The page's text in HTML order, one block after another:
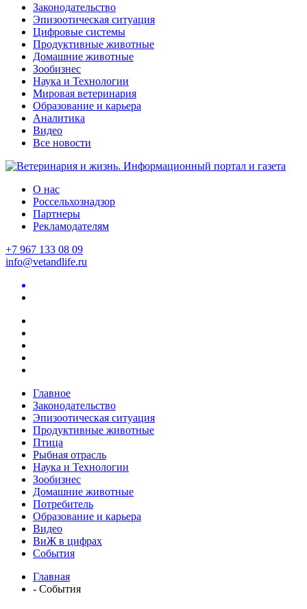
Законодательство
Эпизоотическая ситуация
Цифровые системы
Продуктивные животные
Домашние животные
Зообизнес
Наука и Технологии
Мировая ветеринария
Образование и карьера
Аналитика
Видео
Все новости
О нас
Россельхознадзор
Партнеры
Рекламодателям
+7 967 133 08 09
info@vetandlife.ru
Главное
Законодательство
Эпизоотическая ситуация
Продуктивные животные
Птица
Рыбная отрасль
Наука и Технологии
Зообизнес
Домашние животные
Потребитель
Образование и карьера
Видео
ВиЖ в цифрах
События
Главная
- События